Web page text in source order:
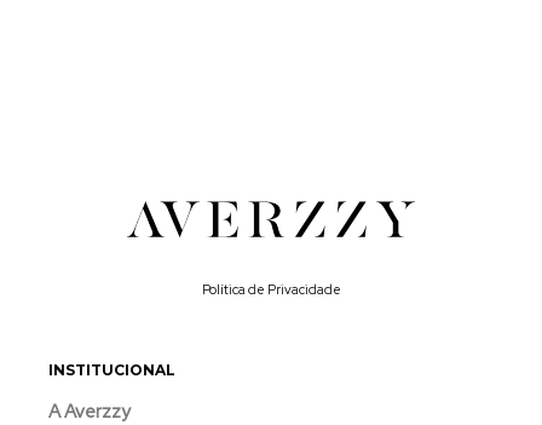
Política de Privacidade
INSTITUCIONAL
A Averzzy